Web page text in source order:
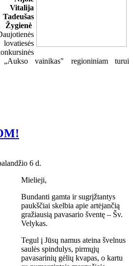
Vitalija
Tadeušas
Žygienė
vainikas" regioniniam turui
6 d.
Mielieji,
Bundanti gamta ir sugrįžtantys
paukščiai skelbia apie artėjančią
gražiausią pavasario šventę – Šv.
Velykas.
Tegul į Jūsų namus ateina švelnus
saulės spindulys, pirmųjų
pavasarinių gėlių kvapas, o kartu